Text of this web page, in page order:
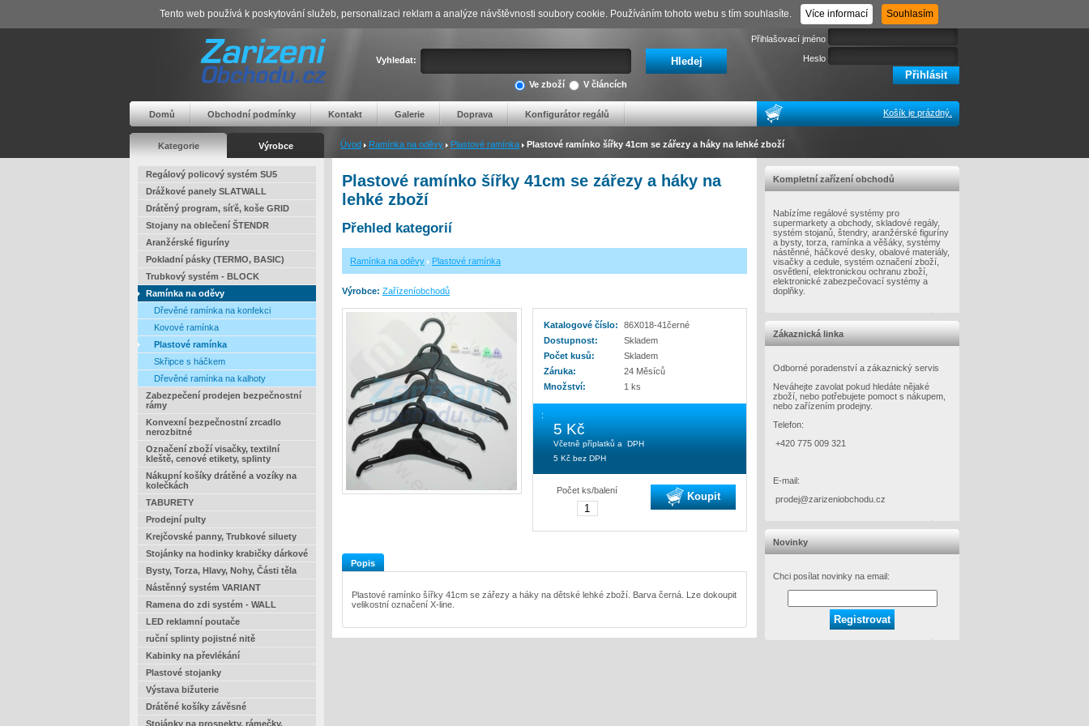
Registrace Zapomenuté heslo
Vyhledat:
V článcích
Ve zboží
Přihlašovací jméno
Heslo
Domů Obchodní podmínky Kontakt Galerie Doprava Konfigurátor regálů Košík je prázdný.
Kategorie Výrobce Úvod Ramínka na oděvy Plastové ramínka Plastové ramínko šířky 41cm se zářezy a háky na lehké zboží
Regálový policový systém SU5
Drážkové panely SLATWALL
Drátěný program, síťě, koše GRID
Stojany na oblečení ŠTENDR
Aranžérské figuríny
Pokladní pásky (TERMO, BASIC)
Trubkový systém - BLOCK
Ramínka na oděvy
Dřevěné ramínka na konfekci
Kovové ramínka
Plastové ramínka
Skřipce s háčkem
Dřevěné ramínka na kalhoty
Zabezpečení prodejen bezpečnostní
rámy
Konvexní bezpečnostní zrcadlo
nerozbitné
Označení zboží visačky, textilní
kleště, cenové etikety, splinty
Nákupní košíky drátěné a vozíky na
kolečkách
TABURETY
Prodejní pulty
Krejčovské panny, Trubkové siluety
Stojánky na hodinky krabičky dárkové
Bysty, Torza, Hlavy, Nohy, Části těla
Nástěnný systém VARIANT
Ramena do zdi systém - WALL
LED reklamní poutače
ruční splinty pojistné nitě
Kabinky na převlékání
Plastové stojanky
Výstava bižuterie
Drátěné košíky závěsné
Stojánky na prospekty, rámečky,
Plastové ramínko šířky 41cm se zářezy a háky na
lehké zboží
Přehled kategorií
Ramínka na oděvy Plastové ramínka
Výrobce: Zařízeníobchodů
Katalogové číslo:
86X018-41černé
Dostupnost:
Skladem
Počet kusů:
Skladem
Záruka:
24 Měsíců
Množství:
1 ks
:
5 Kč
Včetně příplatků a DPH
5 Kč bez DPH
Počet ks/balení
Koupit
Popis
Plastové ramínko šířky 41cm se zářezy a háky na dětské lehké zboží. Barva černá. Lze dokoupit
velikostní označení X-line.
Kompletní zařízení obchodů
Nabízíme regálové systémy pro
supermarkety a obchody, skladové regály,
systém stojanů, štendry, aranžérské figuríny
a bysty, torza, ramínka a věšáky, systémy
nástěnné, háčkové desky, obalové materiály,
visačky a cedule, systém označení zboží,
osvětlení, elektronickou ochranu zboží,
elektronické zabezpečovací systémy a
doplňky.
Zákaznická linka
Odborné poradenství a zákaznický servis
Neváhejte zavolat pokud hledáte nějaké
zboží, nebo potřebujete pomoct s nákupem,
nebo zařízením prodejny.
Telefon:
+420 775 009 321
E-mail:
prodej@zarizeniobchodu.cz
Novinky
Chci posílat novinky na email:
Tento web používá k poskytování služeb, personalizaci reklam a analýze návštěvnosti soubory cookie. Používáním tohoto webu s tím souhlasíte. Více informací Souhlasím